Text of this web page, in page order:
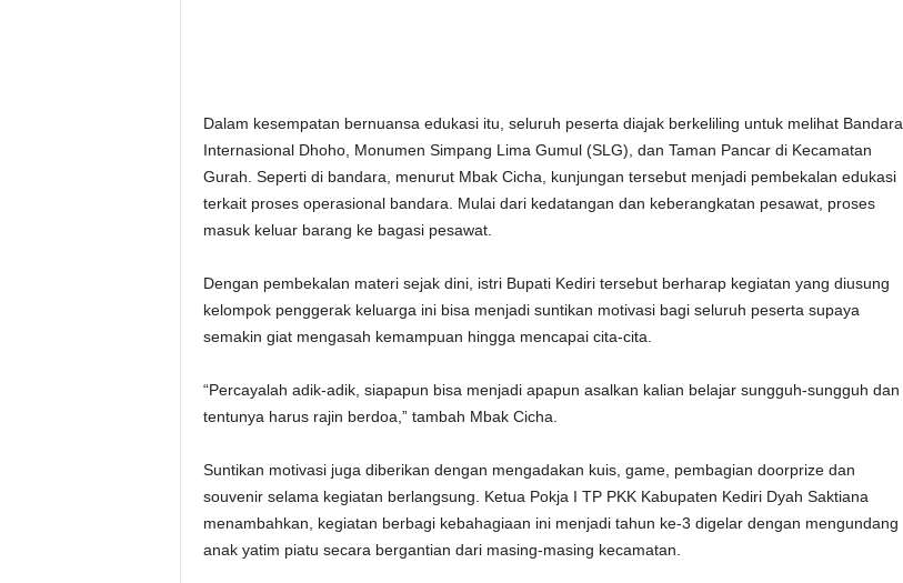
Dalam kesempatan bernuansa edukasi itu, seluruh peserta diajak berkeliling untuk melihat Bandara
Internasional Dhoho, Monumen Simpang Lima Gumul (SLG), dan Taman Pancar di Kecamatan
Gurah. Seperti di bandara, menurut Mbak Cicha, kunjungan tersebut menjadi pembekalan edukasi
terkait proses operasional bandara. Mulai dari kedatangan dan keberangkatan pesawat, proses
masuk keluar barang ke bagasi pesawat.
Dengan pembekalan materi sejak dini, istri Bupati Kediri tersebut berharap kegiatan yang diusung
kelompok penggerak keluarga ini bisa menjadi suntikan motivasi bagi seluruh peserta supaya
semakin giat mengasah kemampuan hingga mencapai cita-cita.
“Percayalah adik-adik, siapapun bisa menjadi apapun asalkan kalian belajar sungguh-sungguh dan
tentunya harus rajin berdoa,” tambah Mbak Cicha.
Suntikan motivasi juga diberikan dengan mengadakan kuis, game, pembagian doorprize dan
souvenir selama kegiatan berlangsung. Ketua Pokja I TP PKK Kabupaten Kediri Dyah Saktiana
menambahkan, kegiatan berbagi kebahagiaan ini menjadi tahun ke-3 digelar dengan mengundang
anak yatim piatu secara bergantian dari masing-masing kecamatan.